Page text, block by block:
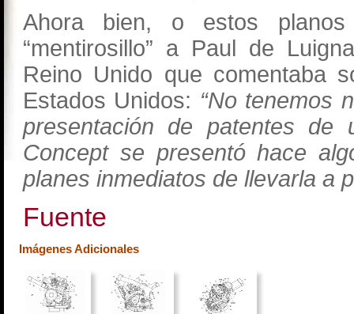
Ahora bien, o estos
“mentirosillo” a Paul de
Reino Unido que comentaba
Estados Unidos: “No tenemos
presentación de patentes de
Concept se presentó hace
planes inmediatos de llevarla a
Fuente
Imágenes Adicionales